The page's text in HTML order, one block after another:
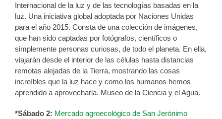
Internacional de la luz y de las tecnologías basadas en la
luz. Una iniciativa global adoptada por Naciones Unidas
para el año 2015. Consta de una colección de imágenes,
que han sido captadas por fotógrafos, científicos o
simplemente personas curiosas, de todo el planeta. En ella,
viajarán desde el interior de las células hasta distancias
remotas alejadas de la Tierra, mostrando las cosas
increíbles que la luz hace y como los humanos hemos
aprendido a aprovecharla. Museo de la Ciencia y el Agua.
*Sábado 2: Mercado agroecológico de San Jerónimo